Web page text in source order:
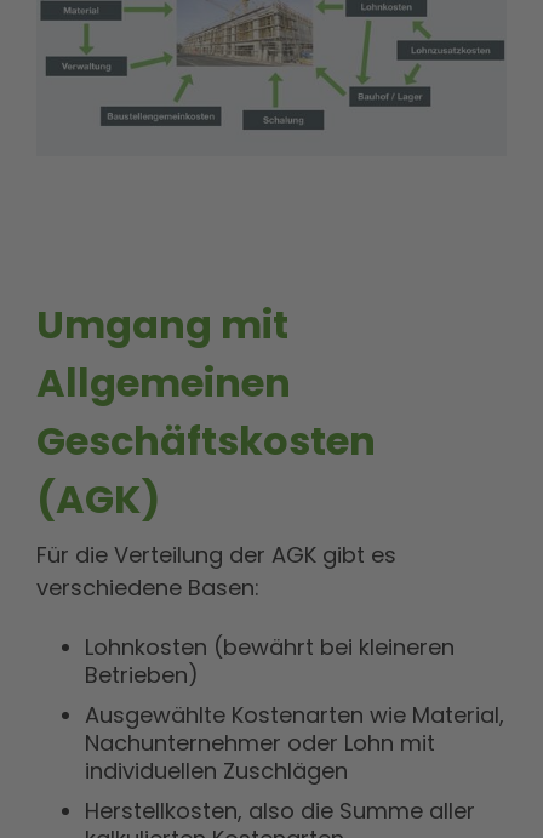
Umgang mit
Allgemeinen
Geschäftskosten
(AGK)
Für die Verteilung der AGK gibt es
verschiedene Basen:
Lohnkosten (bewährt bei kleineren
Betrieben)
Ausgewählte Kostenarten wie Material,
Nachunternehmer oder Lohn mit
individuellen Zuschlägen
Herstellkosten, also die Summe aller